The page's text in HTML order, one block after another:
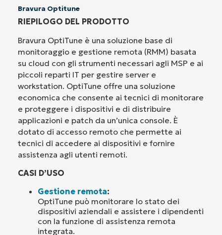
Bravura Optitune
RIEPILOGO DEL PRODOTTO
Bravura OptiTune è una soluzione base di
monitoraggio e gestione remota (RMM) basata
su cloud con gli strumenti necessari agli MSP e ai
piccoli reparti IT per gestire server e
workstation. OptiTune offre una soluzione
economica che consente ai tecnici di monitorare
e proteggere i dispositivi e di distribuire
applicazioni e patch da un’unica console. È
dotato di accesso remoto che permette ai
tecnici di accedere ai dispositivi e fornire
assistenza agli utenti remoti.
CASI D’USO
Gestione remota:
OptiTune può monitorare lo stato dei
dispositivi aziendali e assistere i dipendenti
con la funzione di assistenza remota
integrata.